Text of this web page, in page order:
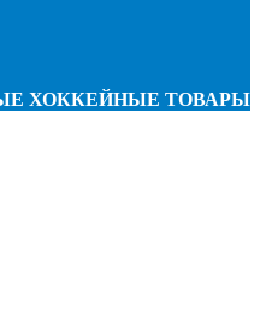
ХОККЕЙНЫЕ ТОВАРЫ